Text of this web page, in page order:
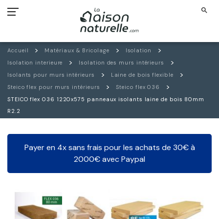
search
Accueil Matériaux & Bricolage
Isolation
Isolation interieure
Isolation des murs intérieurs
Isolants pour murs intérieurs
Laine de bois flexible
Steico flex pour murs intérieurs
Steico flex 036
STEICO flex 036 1220x575 panneaux isolants laine de bois 80mm
R2.2
Payer en 4x sans frais pour les achats de 30€ à
2000€ avec Paypal